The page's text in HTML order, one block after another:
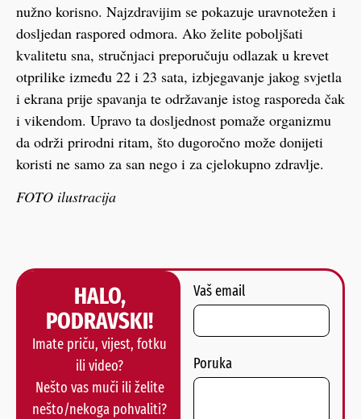
nužno korisno. Najzdravijim se pokazuje uravnotežen i
dosljedan raspored odmora. Ako želite poboljšati
kvalitetu sna, stručnjaci preporučuju odlazak u krevet
otprilike između 22 i 23 sata, izbjegavanje jakog svjetla
i ekrana prije spavanja te održavanje istog rasporeda čak
i vikendom. Upravo ta dosljednost pomaže organizmu
da održi prirodni ritam, što dugoročno može donijeti
koristi ne samo za san nego i za cjelokupno zdravlje.
FOTO ilustracija
HALO,
PODRAVSKI!
Imate priču, vijest, fotku
ili video?
Nešto vas muči ili želite
nešto/nekoga pohvaliti?
Vaš email
Poruka